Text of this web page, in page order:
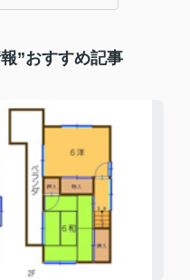
”おすすめ記事